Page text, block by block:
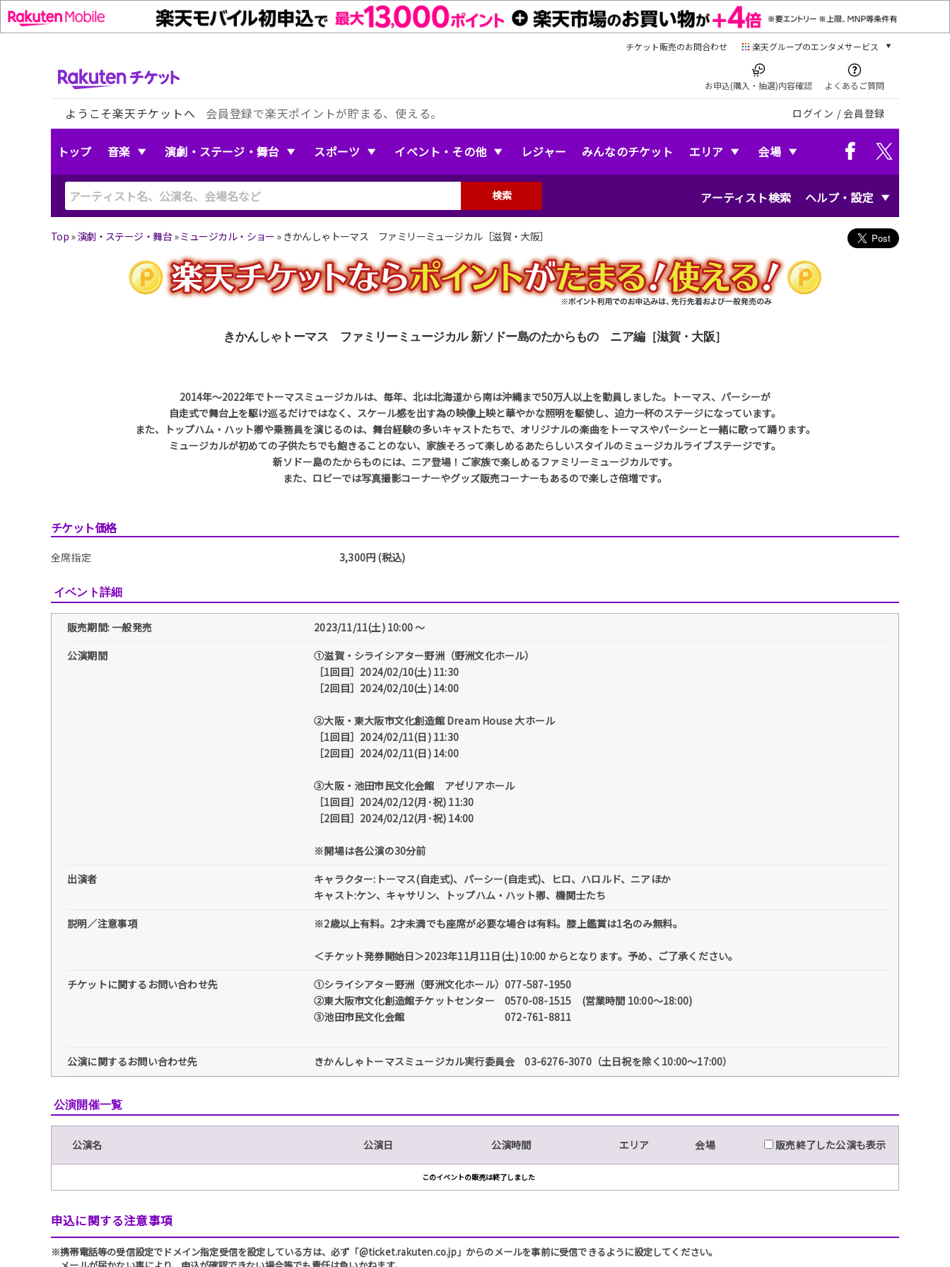
チケット販売のお問合わせ 楽天グループのエンタメサービス
本/ゲーム/CD/DVD
楽天ブックス
電子書籍
楽天Kobo
音楽配信
動画配信ガイド
Rakuten PLAY
無料テレビ
お申込(購入・抽選)内容確認 よくあるご質問
ようこそ楽天チケットへ 会員登録で楽天ポイントが貯まる、使える。 ログイン / 会員登録
トップ 音楽 演劇・ステージ・舞台 スポーツ イベント・その他 レジャー みんなのチケット エリア 会場
アーティスト検索 ヘルプ・設定
検索
Top »演劇・ステージ・舞台»ミュージカル・ショー » きかんしゃトーマス ファミリーミュージカル［滋賀・大阪］
きかんしゃトーマス ファミリーミュージカル 新ソドー島のたからもの ニア編［滋賀・大阪］
2014年〜2022年でトーマスミュージカルは、毎年、北は北海道から南は沖縄まで50万人以上を動員しました。トーマス、パーシーが
自走式で舞台上を駆け巡るだけではなく、スケール感を出す為の映像上映と華やかな照明を駆使し、迫力一杯のステージになっています。
また、トップハム・ハット卿や乗務員を演じるのは、舞台経験の多いキャストたちで、オリジナルの楽曲をトーマスやパーシーと一緒に歌って踊ります。
ミュージカルが初めての子供たちでも飽きることのない、家族そろって楽しめるあたらしいスタイルのミュージカルライブステージです。
新ソドー島のたからものには、ニア登場！ご家族で楽しめるファミリーミュージカルです。
また、ロビーでは写真撮影コーナーやグッズ販売コーナーもあるので楽しさ倍増です。
チケット価格
全席指定 3,300円 (税込)
イベント詳細
販売期間: 一般発売
2023/11/11(土) 10:00 〜
公演期間
①滋賀・シライシアター野洲（野洲文化ホール）
［1回目］2024/02/10(土) 11:30
［2回目］2024/02/10(土) 14:00
②大阪・東大阪市文化創造館 Dream House 大ホール
［1回目］2024/02/11(日) 11:30
［2回目］2024/02/11(日) 14:00
③大阪・池田市民文化会館 アゼリアホール
［1回目］2024/02/12(月･祝) 11:30
［2回目］2024/02/12(月･祝) 14:00
※開場は各公演の30分前
出演者
キャラクター:トーマス(自走式)、パーシー(自走式)、ヒロ、ハロルド、ニアほか
キャスト:ケン、キャサリン、トップハム・ハット卿、機関士たち
説明／注意事項
※2歳以上有料。2才未満でも座席が必要な場合は有料。膝上鑑賞は1名のみ無料。
＜チケット発券開始日＞2023年11月11日(土) 10:00 からとなります。予め、ご了承ください。
チケットに関するお問い合わせ先
①シライシアター野洲（野洲文化ホール）077-587-1950
②東大阪市文化創造館チケットセンター 0570-08-1515 (営業時間 10:00～18:00)
③池田市民文化会館 072-761-8811
公演に関するお問い合わせ先 きかんしゃトーマスミュージカル実行委員会 03-6276-3070（土日祝を除く10:00～17:00）
公演開催一覧
公演名 公演日 公演時間 エリア 会場 販売終了した公演も表示
このイベントの販売は終了しました
申込に関する注意事項
※携帯電話等の受信設定でドメイン指定受信を設定している方は、必ず「@ticket.rakuten.co.jp」からのメールを事前に受信できるように設定してください。